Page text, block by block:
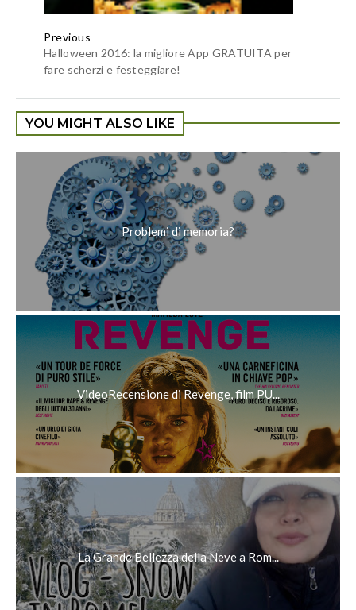
Previous
Halloween 2016: la migliore App GRATUITA per
fare scherzi e festeggiare!
YOU MIGHT ALSO LIKE
Problemi di memoria?
VideoRecensione di Revenge, film PU...
La Grande Bellezza della Neve a Rom...